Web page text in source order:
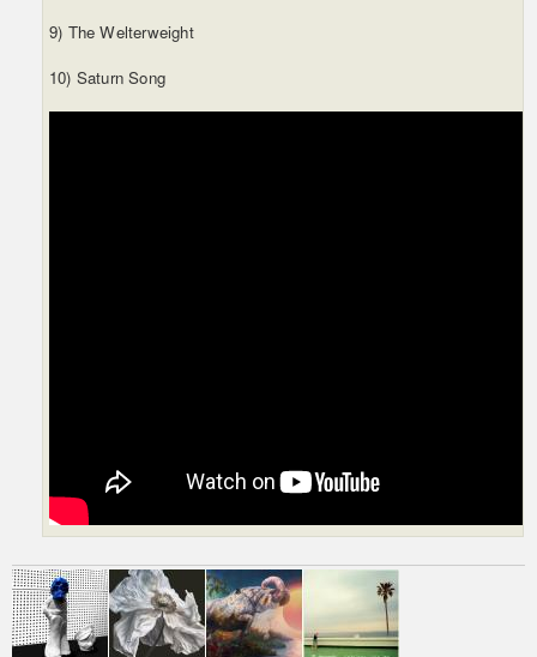
9) The Welterweight
10) Saturn Song